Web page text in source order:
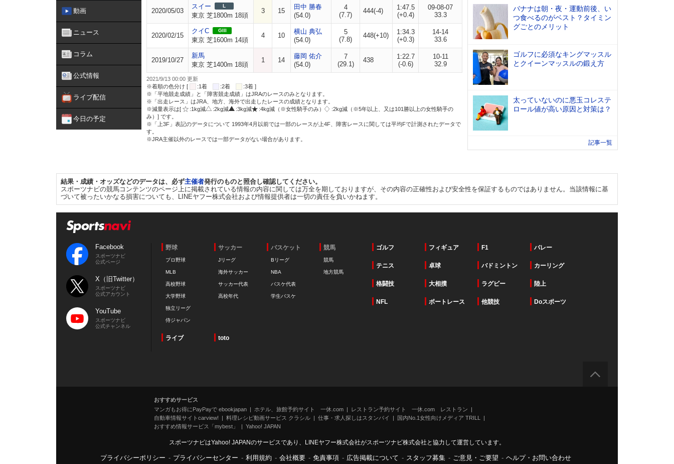
動画
ニュース
コラム
公式情報
ライブ配信
今日の予定
2020/05/03
スイー L
東京 芝1800m 18頭
3 15
田中 勝春
(54.0)
4
(7.7)
444(-4)
1:47.5
(+0.4)
09-08-07
33.3
2020/02/15
クイC GIII
東京 芝1600m 14頭
4 10
横山 典弘
(54.0)
5
(7.8)
448(+10)
1:34.3
(+0.3)
14-14
33.6
2019/10/27
新馬
東京 芝1400m 18頭
1 14
藤岡 佑介
(54.0)
7
(29.1)
438
1:22.7
(-0.6)
10-11
32.9
2021/9/13 00:00 更新
※着順の色分け [
:1着 :2着
:3着 ]
※「平地競走成績」と「障害競走成績」はJRAのレースのみとなります。
※「出走レース」はJRA、地方、海外で出走したレースの成績となります。
※減量表示は[
:1kg減 :2kg減 :3kg減 :4kg減（※女性騎手のみ）
:2kg減（※5年以上、又は101勝以上の女性騎手の
み）] です。
※「上3F」表記のデータについて 1993年4月以前では一部のレースが上4F、障害レースに関しては平均Fで計測されたデータで
す。
※JRA主催以外のレースでは一部データがない場合があります。
バナナは朝・夜・運動前後、い
つ食べるのがベスト？タイミン
グごとのメリット
ゴルフに必須なキングマッスル
とクイーンマッスルの鍛え方
太っていないのに悪玉コレステ
ロール値が高い原因と対策は？
記事一覧
結果・成績・オッズなどのデータは、必ず主催者発行のものと照合し確認してください。
スポーツナビの競馬コンテンツのページ上に掲載されている情報の内容に関しては万全を期しておりますが、その内容の正確性および安全性を保証するものではありません。当該情報に基
づいて被ったいかなる損害についても、LINEヤフー株式会社および情報提供者は一切の責任を負いかねます。
Facebook
スポーツナビ
公式ページ
X（旧Twitter）
スポーツナビ
公式アカウント
YouTube
スポーツナビ
公式チャンネル
野球
プロ野球
MLB
高校野球
大学野球
独立リーグ
侍ジャパン
サッカー
Jリーグ
海外サッカー
サッカー代表
高校年代
バスケット
Bリーグ
NBA
バスケ代表
学生バスケ
競馬
競馬
地方競馬
ゴルフ フィギュア F1 バレー
テニス 卓球 バドミントン カーリング
格闘技 大相撲 ラグビー 陸上
NFL ボートレース 他競技 Doスポーツ
ライブ toto
おすすめサービス
マンガもお得にPayPayで ebookjapan
ホテル、旅館予約サイト 一休.com
レストラン予約サイト 一休.com レストラン
自動車情報サイトcarview!
料理レシピ動画サービス クラシル 仕事・求人探しはスタンバイ
国内No.1女性向けメディア TRILL
おすすめ情報サービス「mybest」
Yahoo! JAPAN
スポーツナビはYahoo! JAPANのサービスであり、LINEヤフー株式会社がスポーツナビ株式会社と協力して運営しています。
プライバシーポリシー - プライバシーセンター - 利用規約 - 会社概要 - 免責事項 - 広告掲載について - スタッフ募集 - ご意見・ご要望 - ヘルプ・お問い合わせ